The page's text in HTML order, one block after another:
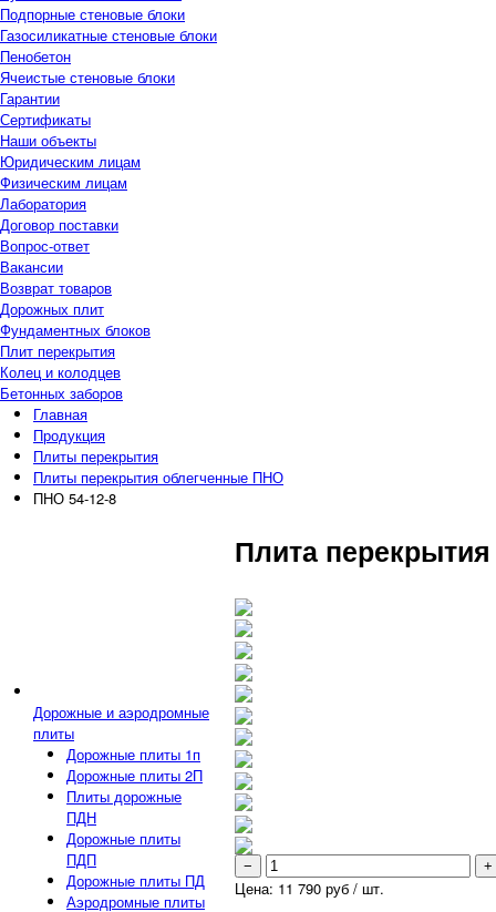
Подпорные стеновые блоки
Газосиликатные стеновые блоки
Пенобетон
Ячеистые стеновые блоки
Гарантии
Сертификаты
Наши объекты
Юридическим лицам
Физическим лицам
Лаборатория
Договор поставки
Вопрос-ответ
Вакансии
Возврат товаров
Дорожных плит
Фундаментных блоков
Плит перекрытия
Колец и колодцев
Бетонных заборов
Главная
Продукция
Плиты перекрытия
Плиты перекрытия облегченные ПНО
ПНО 54-12-8
Дорожные и аэродромные
плиты
Дорожные плиты 1п
Дорожные плиты 2П
Плиты дорожные
ПДН
Дорожные плиты
ПДП
Дорожные плиты ПД
Аэродромные плиты
Плита
− +
Цена: 11 790 руб / шт.